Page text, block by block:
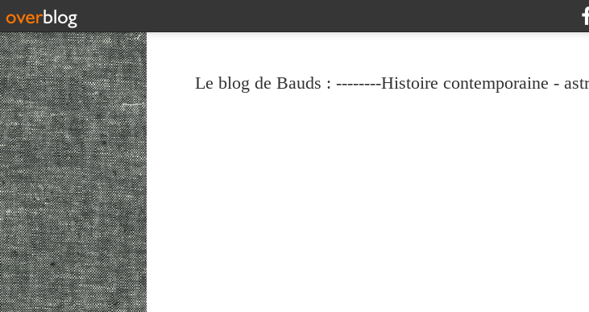
Le blog de Bauds : --------Histoire contemporaine -